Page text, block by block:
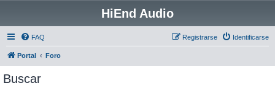
HiEnd Audio
FAQ Identificarse
Registrarse
Portal Foro
Buscar